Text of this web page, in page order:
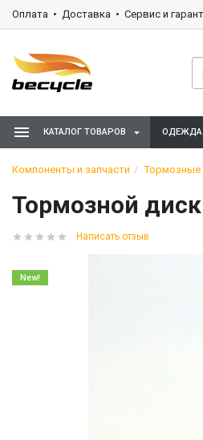
Оплата Доставка Сервис и
КАТАЛОГ ТОВАРОВ ОДЕЖДА
Компоненты и запчасти Тормозные
Тормозной
Написать отзыв
New!